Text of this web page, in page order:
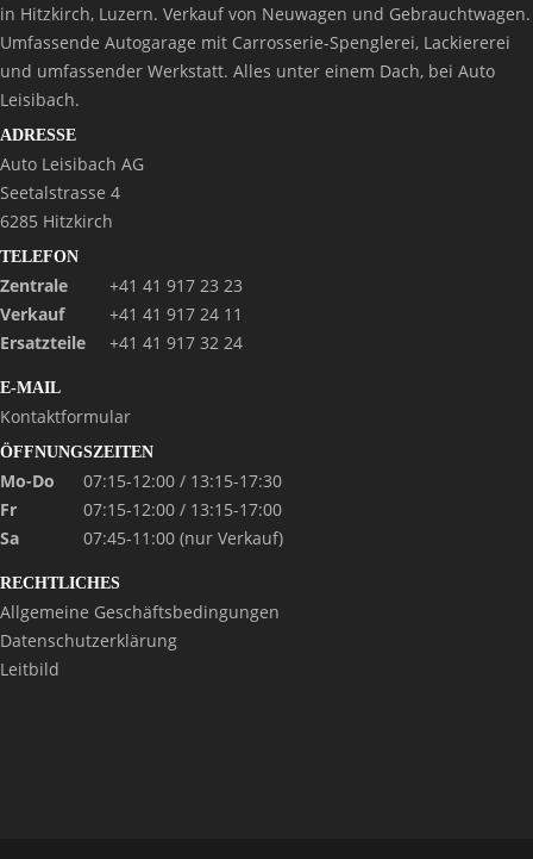
in Hitzkirch, Luzern. Verkauf von Neuwagen und Gebrauchtwagen.
Umfassende Autogarage mit Carrosserie-Spenglerei, Lackiererei
und umfassender Werkstatt. Alles unter einem Dach, bei Auto
Leisibach.
ADRESSE
Auto Leisibach AG
Seetalstrasse 4
6285 Hitzkirch
TELEFON
Zentrale
+41 41 917 23 23
Verkauf
+41 41 917 24 11
Ersatzteile
+41 41 917 32 24
E-MAIL
Kontaktformular
ÖFFNUNGSZEITEN
Mo-Do
07:15-12:00 / 13:15-17:30
Fr
07:15-12:00 / 13:15-17:00
Sa
07:45-11:00 (nur Verkauf)
RECHTLICHES
Allgemeine Geschäftsbedingungen
Datenschutzerklärung
Leitbild